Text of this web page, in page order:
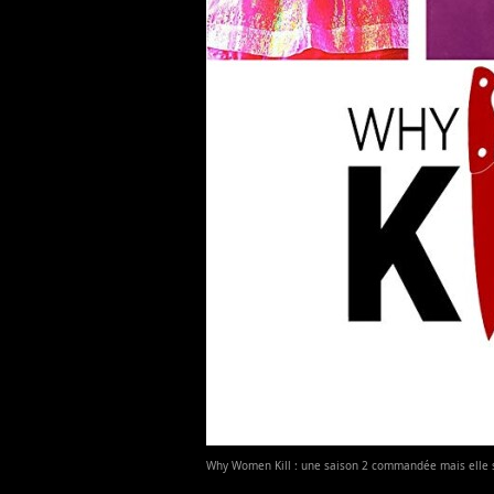
Why Women Kill : une saison 2 commandée mais